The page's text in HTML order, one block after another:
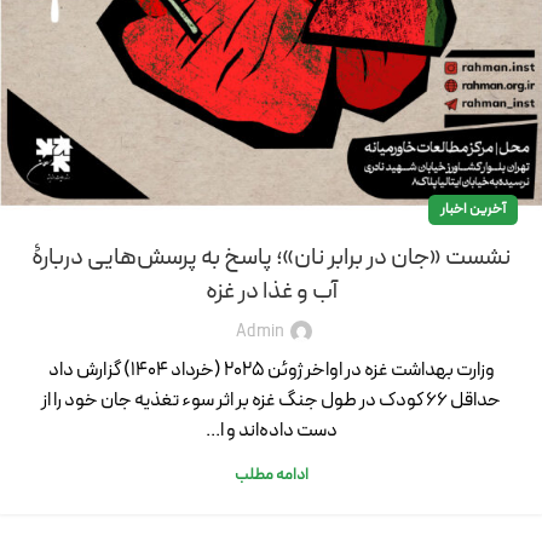
آخرین اخبار
نشست «جان در برابر نان»؛ پاسخ به پرسش‌هایی دربارۀ
آب و غذا در غزه
Admin
وزارت بهداشت غزه در اواخر ژوئن ۲۰۲۵ (خرداد 1404) گزارش داد
حداقل ۶۶ کودک در طول جنگ غزه بر اثر سوء تغذیه جان خود را از
دست داده‌اند و ا...
ادامه مطلب